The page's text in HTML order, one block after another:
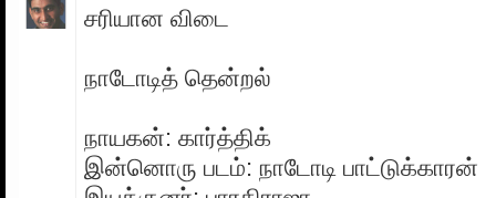
சரியான விடை
நாடோடித் தென்றல்
நாயகன்: கார்த்திக்
இன்னொரு படம்: நாடோடி பாட்டுக்காரன்